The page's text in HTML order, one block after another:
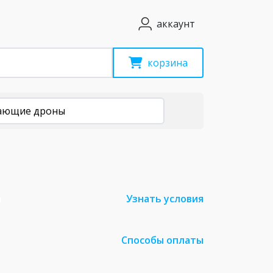
аккаунт
корзина
дроны
Узнать условия
Способы оплаты